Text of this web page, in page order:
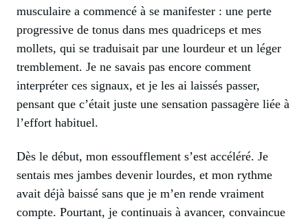
musculaire a commencé à se manifester : une perte
progressive de tonus dans mes quadriceps et mes
mollets, qui se traduisait par une lourdeur et un léger
tremblement. Je ne savais pas encore comment
interpréter ces signaux, et je les ai laissés passer,
pensant que c’était juste une sensation passagère liée à
l’effort habituel.
Dès le début, mon essoufflement s’est accéléré. Je
sentais mes jambes devenir lourdes, et mon rythme
avait déjà baissé sans que je m’en rende vraiment
compte. Pourtant, je continuais à avancer, convaincue